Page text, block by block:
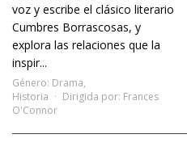
voz y escribe el clásico literario
Cumbres Borrascosas, y
explora las relaciones que la
inspir...
Género: Drama,
Historia
Dirigida por: Frances
O'Connor